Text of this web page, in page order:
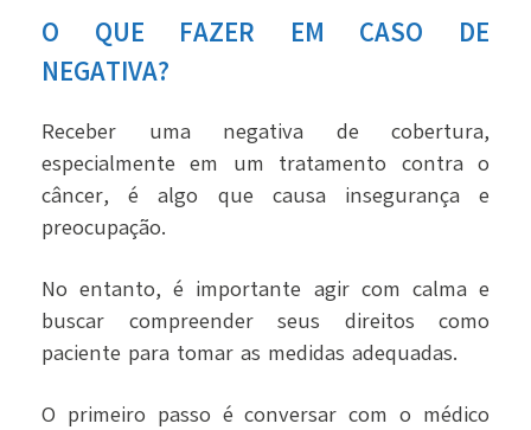
O QUE FAZER EM CASO DE
NEGATIVA?
Receber uma negativa de cobertura,
especialmente em um tratamento contra o
câncer, é algo que causa insegurança e
preocupação.
No entanto, é importante agir com calma e
buscar compreender seus direitos como
paciente para tomar as medidas adequadas.
O primeiro passo é conversar com o médico